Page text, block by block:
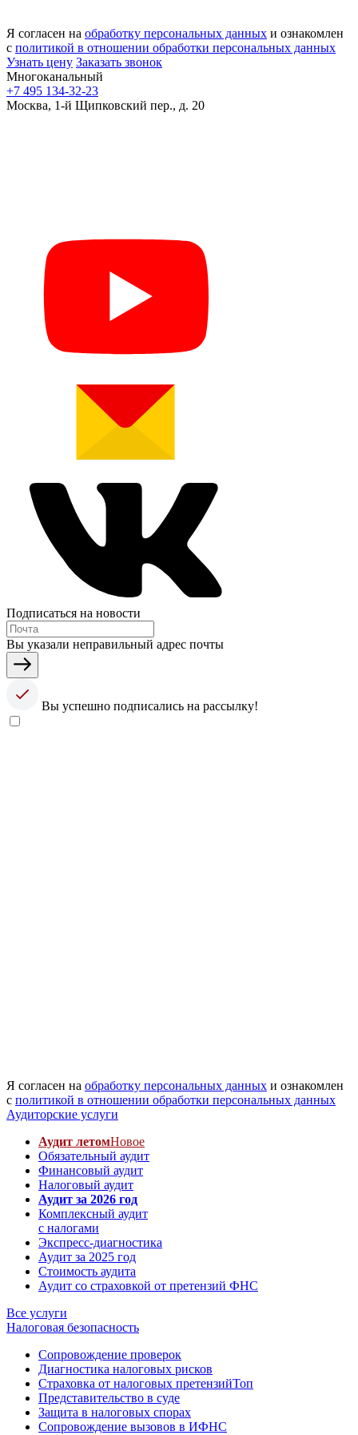
Я согласен на обработку персональных данных и ознакомлен
с политикой в отношении обработки персональных данных
Узнать цену Заказать звонок
Многоканальный
+7 495 134-32-23
Москва, 1-й Щипковский пер., д. 20
Подписаться на новости
Вы указали неправильный адрес почты
Вы успешно подписались на рассылку!
Я согласен на обработку персональных данных и ознакомлен
с политикой в отношении обработки персональных данных
Аудиторские услуги
Аудит летомНовое
Обязательный аудит
Финансовый аудит
Налоговый аудит
Аудит за 2026 год
Комплексный аудит
с налогами
Экспресс-диагностика
Аудит за 2025 год
Стоимость аудита
Аудит со страховкой от претензий ФНС
Все услуги
Налоговая безопасность
Сопровождение проверок
Диагностика налоговых рисков
Страховка от налоговых претензийТоп
Представительство в суде
Защита в налоговых спорах
Сопровождение вызовов в ИФНС